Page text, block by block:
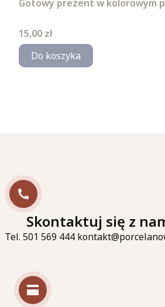
Gotowy prezent w kolorowym
Cena
15,00 zł
Do koszyka
Skontaktuj się z
Tel. 501 569 444